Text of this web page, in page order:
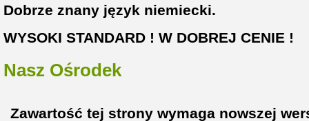
Dobrze znany język niemiecki.
WYSOKI STANDARD ! W DOBREJ CENIE !
Nasz Ośrodek
Zawartość tej strony wymaga nowszej